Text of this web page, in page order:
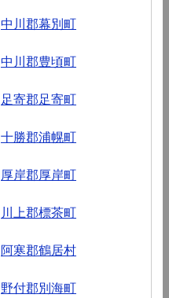
中川郡幕別町
中川郡豊頃町
足寄郡足寄町
十勝郡浦幌町
厚岸郡厚岸町
川上郡標茶町
阿寒郡鶴居村
野付郡別海町